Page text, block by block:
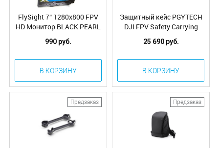
FlySight 7" 1280x800 FPV
HD Монитор BLACK PEARL
RC801 Lite (без
приемника)
990 руб.
В КОРЗИНУ
Защитный кейс PGYTECH
DJI FPV Safety Carrying
Case P-24A-102
25 690 руб.
В КОРЗИНУ
Предзаказ Предзаказ